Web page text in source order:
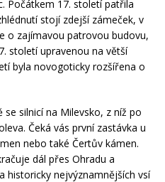
Počátkem 17. století patřila
stojí zdejší zámeček, v
o zajímavou patrovou budovu,
století upravenou na větší
byla novogoticky rozšířena o
silnicí na Milevsko, z níž po
Čeká vás první zastávka u
nebo také Čertův kámen.
dál přes Ohradu a
historicky nejvýznamnějších vsí